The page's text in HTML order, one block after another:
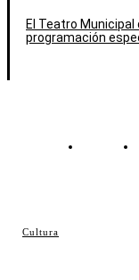
Cultura
El Teatro
programación
Contacto